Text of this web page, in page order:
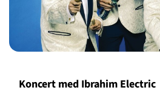
Koncert med Ibrahim Electric